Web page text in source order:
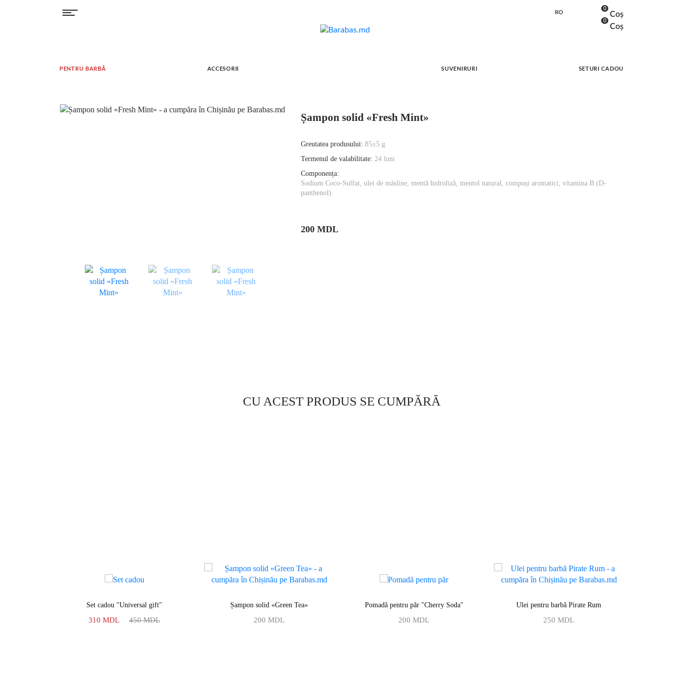
RO
0
Coș
0
Coș
PENTRU BARBĂ ACCESORII SUVENIRURI SETURI CADOU
Șampon solid «Fresh Mint»
Greutatea produsului: 85±5 g
Termenul de valabilitate: 24 luni
Componența:
Sodium Coco-Sulfat, ulei de măsline, mentă hidroliză, mentol natural, compuși aromatici, vitamina B (D-
panthenol).
200 MDL
CU ACEST PRODUS SE CUMPĂRĂ
Set cadou "Universal gift"
310 MDL 450MDL
Șampon solid «Green Tea»
200 MDL
Pomadă pentru păr "Cherry Soda"
200 MDL
Ulei pentru barbă Pirate Rum
250 MDL